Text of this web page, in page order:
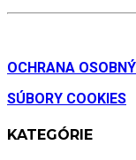
OCHRANA
SÚBORY COOKIES
KATEGÓRIE